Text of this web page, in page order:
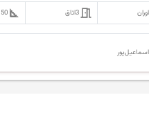
3اتاق
اسماعیل‌پور